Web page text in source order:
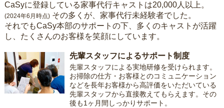
CaSyに登録している家事代行キャストは20,000人以上。
(2024年6月時点) その多くが、家事代行未経験者でした。
それでもCaSy本部のサポートの下、多くのキャストが活躍
し、たくさんのお客様を笑顔にしています。
先輩スタッフによるサポート制度
先輩スタッフによる実地研修を受けられます。
お掃除の仕方・お客様とのコミュニケーション
などを長年お客様から高評価をいただいている
先輩スタッフから直接教えてもらえます。その
後も1ヶ月間しっかりサポート。